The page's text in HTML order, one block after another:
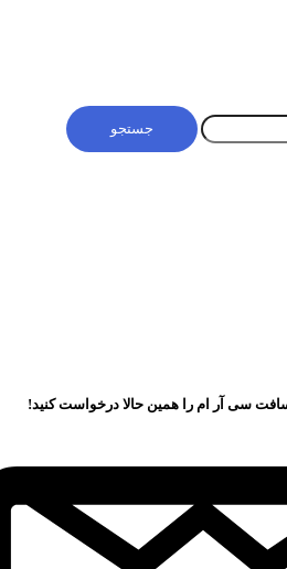
سی آر ام را همین حالا درخواست کنید!